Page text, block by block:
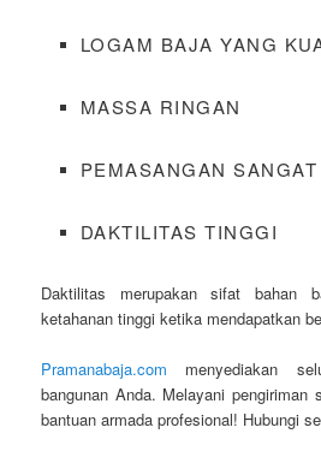
LOGAM BAJA YANG
MASSA RINGAN
PEMASANGAN
DAKTILITAS TINGGI
Daktilitas merupakan sifat bahan
ketahanan tinggi ketika mendapatkan
Pramanabaja.com menyediakan
bangunan Anda. Melayani pengiriman
bantuan armada profesional! Hubungi